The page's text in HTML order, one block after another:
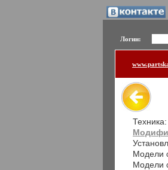
Логин:
Модели
Модели